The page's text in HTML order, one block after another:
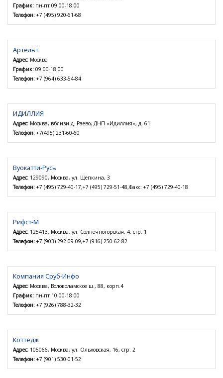
График: пн-пт 09:00-18:00
Телефон: +7 (495) 920-61-68
Артель+
Адрес: Москва
График: 09:00-18:00
Телефон: +7 (964) 633-54-84
ИДИЛЛИЯ
Адрес: Москва, вблизи д. Раево, ДНП «Идиллия», д. 61
Телефон: +7(495) 231-60-60
Вуокатти-Русь
Адрес: 129090, Москва, ул. Щепкина, 3
Телефон: +7 (495) 729-40-17,+7 (495) 729-51-48,Факс: +7 (495) 729-40-18
Рифст-М
Адрес: 125413, Москва, ул. Солнечногорская, 4, стр. 1
Телефон: +7 (903) 292-09-09,+7 (916) 250-62-82
Компания Сруб-Инфо
Адрес: Москва, Волоколамское ш., 88, корп.4
График: пн-пт 10:00-18:00
Телефон: +7 (926) 788-32-32
Коттедж
Адрес: 105066, Москва, ул. Ольховская, 16, стр. 2
Телефон: +7 (901) 530-01-52